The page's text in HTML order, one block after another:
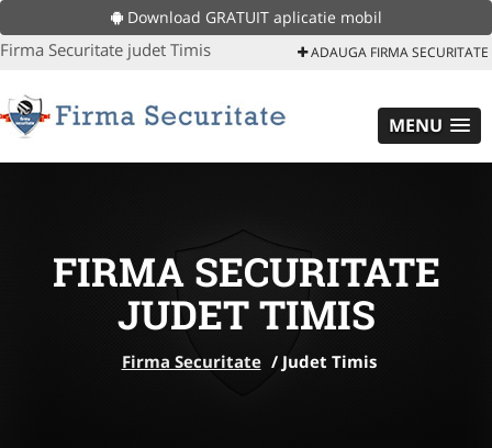
Download GRATUIT aplicatie mobil
Firma Securitate judet Timis ADAUGA FIRMA SECURITATE
MENU
FIRMA SECURITATE
JUDET TIMIS
Firma Securitate / Judet Timis